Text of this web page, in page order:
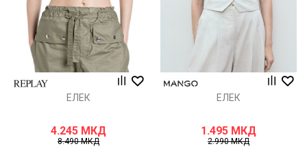
ЕЛЕК
4.245 МКД
8.490МКД
ЕЛЕК
1.495 МКД
2.990МКД